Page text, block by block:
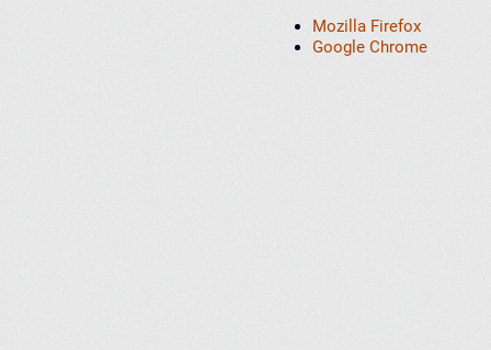
Mozilla Firefox
Google Chrome